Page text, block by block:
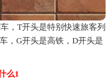
，T开头是特别快速旅客列
，G开头是高铁，D开头是
么1